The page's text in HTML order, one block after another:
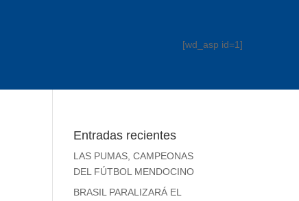
[wd_asp id=1]
Entradas recientes
LAS PUMAS, CAMPEONAS
DEL FÚTBOL MENDOCINO
BRASIL PARALIZARÁ EL